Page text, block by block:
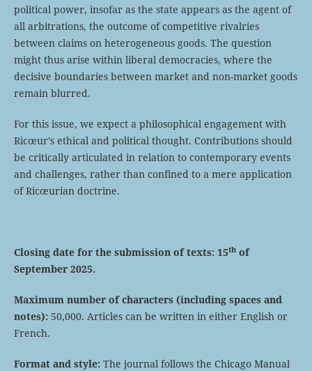
political power, insofar as the state appears as the agent of
all arbitrations, the outcome of competitive rivalries
between claims on heterogeneous goods. The question
might thus arise within liberal democracies, where the
decisive boundaries between market and non-market goods
remain blurred.
For this issue, we expect a philosophical engagement with
Ricœur’s ethical and political thought. Contributions should
be critically articulated in relation to contemporary events
and challenges, rather than confined to a mere application
of Ricœurian doctrine.
Closing date for the submission of texts: 15thof
September 2025.
Maximum number of characters (including spaces and
notes): 50,000. Articles can be written in either English or
French.
Format and style: The journal follows the Chicago Manual